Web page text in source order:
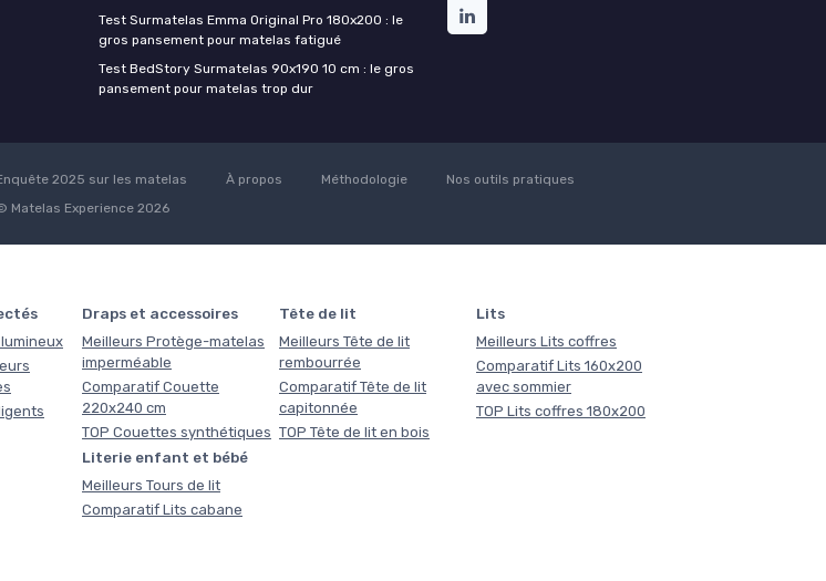
Test Surmatelas Emma Original Pro 180x200 : le
gros pansement pour matelas fatigué
Test BedStory Surmatelas 90x190 10 cm : le gros
pansement pour matelas trop dur
2025 sur les matelas À propos Méthodologie
Nos outils pratiques
Matelas Experience 2026
Draps et accessoires
Meilleurs Protège-matelas
imperméable
Comparatif Couette
220x240 cm
TOP Couettes synthétiques
Tête de lit
Meilleurs Tête de lit
rembourrée
Comparatif Tête de lit
capitonnée
TOP Tête de lit en bois
Lits
Meilleurs Lits coffres
Comparatif Lits 160x200
avec sommier
TOP Lits coffres 180x200
Literie enfant et bébé
Meilleurs Tours de lit
Comparatif Lits cabane